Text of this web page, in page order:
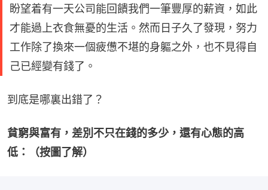
盼望着有一天公司能回饋我們一筆豐厚的薪資，如此
才能過上衣食無憂的生活。然而日子久了發現，努力
工作除了換來一個疲憊不堪的身軀之外，也不見得自
己已經變有錢了。
到底是哪裏出錯了？
貧窮與富有，差別不只在錢的多少，還有心態的高
低：（按圖了解）